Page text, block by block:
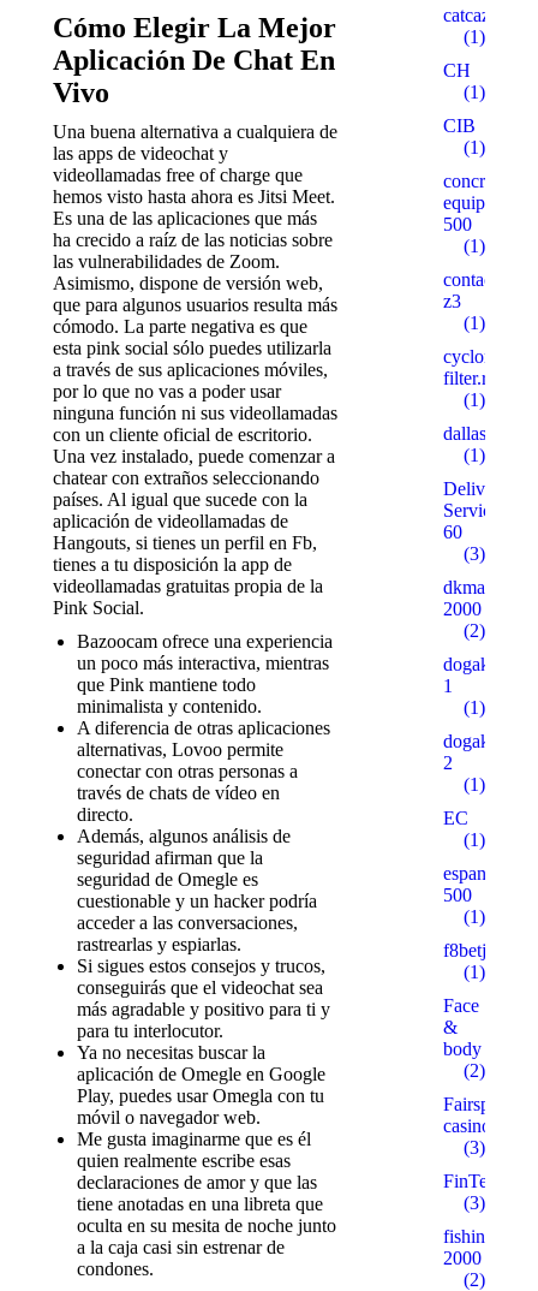
Cómo Elegir La Mejor
Aplicación De Chat En
Vivo
Una buena alternativa a cualquiera de
las apps de videochat y
videollamadas free of charge que
hemos visto hasta ahora es Jitsi Meet.
Es una de las aplicaciones que más
ha crecido a raíz de las noticias sobre
las vulnerabilidades de Zoom.
Asimismo, dispone de versión web,
que para algunos usuarios resulta más
cómodo. La parte negativa es que
esta pink social sólo puedes utilizarla
a través de sus aplicaciones móviles,
por lo que no vas a poder usar
ninguna función ni sus videollamadas
con un cliente oficial de escritorio.
Una vez instalado, puede comenzar a
chatear con extraños seleccionando
países. Al igual que sucede con la
aplicación de videollamadas de
Hangouts, si tienes un perfil en Fb,
tienes a tu disposición la app de
videollamadas gratuitas propia de la
Pink Social.
Bazoocam ofrece una experiencia
un poco más interactiva, mientras
que Pink mantiene todo
minimalista y contenido.
A diferencia de otras aplicaciones
alternativas, Lovoo permite
conectar con otras personas a
través de chats de vídeo en
directo.
Además, algunos análisis de
seguridad afirman que la
seguridad de Omegle es
cuestionable y un hacker podría
acceder a las conversaciones,
rastrearlas y espiarlas.
Si sigues estos consejos y trucos,
conseguirás que el videochat sea
más agradable y positivo para ti y
para tu interlocutor.
Ya no necesitas buscar la
aplicación de Omegle en Google
Play, puedes usar Omegla con tu
móvil o navegador web.
Me gusta imaginarme que es él
quien realmente escribe esas
declaraciones de amor y que las
tiene anotadas en una libreta que
oculta en su mesita de noche junto
a la caja casi sin estrenar de
condones.
(1)
CH
(1)
CIB
(1)
concrete-
500
(1)
z3
(1)
cyclone-
filter.ru
(1)
(1)
Delivery
Service
60
(3)
dkmarino.ru
2000
(2)
1
(1)
2
(1)
EC
(1)
500
(1)
(1)
Face
&
body
(2)
Fairspin-
casino
(3)
FinTech
(3)
2000
(2)